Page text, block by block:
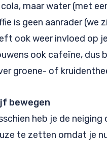
maar water (met
is geen aanrader (we
ook weer invloed op
ook cafeïne, dus
groene- of
bewegen
heb je de
te zetten omdat je